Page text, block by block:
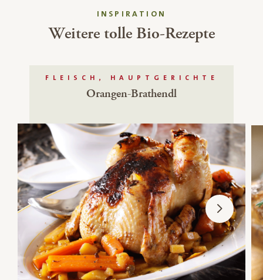
INSPIRATION
Weitere tolle Bio-Rezepte
FLEISCH, HAUPTGERICHTE
Orangen-Brathendl